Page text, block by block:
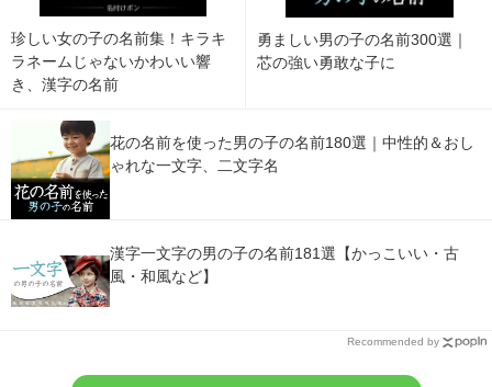
珍しい女の子の名前集！キラキ
ラネームじゃないかわいい響
き、漢字の名前
勇ましい男の子の名前300選｜
芯の強い勇敢な子に
花の名前を使った男の子の名前180選｜中性的＆おし
ゃれな一文字、二文字名
漢字一文字の男の子の名前181選【かっこいい・古
風・和風など】
Recommended by